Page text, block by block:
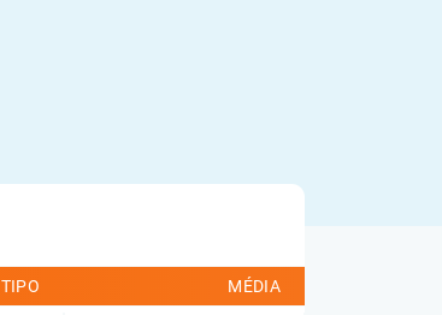
TIPO MÉDIA